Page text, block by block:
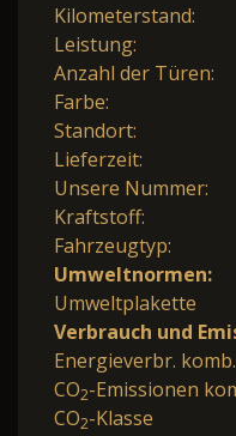
Kilometerstand:
Leistung:
Anzahl der Türen:
Farbe:
Standort:
Lieferzeit:
Unsere Nummer:
Kraftstoff:
Fahrzeugtyp:
Umweltnormen:
Umweltplakette
Verbrauch und
Energieverbr. komb.
CO2-Emissionen
CO2-Klasse